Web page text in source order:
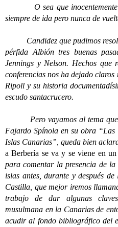
O sea que inocentemente
siempre de ida pero nunca de
Candidez que pudimos
pérfida Albión tres buenas
Jennings y Nelson. Hechos que
conferencias nos ha dejado
Ripoll y su historia
escudo santacrucero.
Pero vayamos al tema que,
Fajardo Spínola en su obra
Islas Canarias”, queda bien
a Berbería se va y se viene en un
para comentar la presencia de
islas antes, durante y después
Castilla, que mejor iremos
trabajo de dar algunas
musulmana en la Canarias de
acudir al fondo bibliográfico del